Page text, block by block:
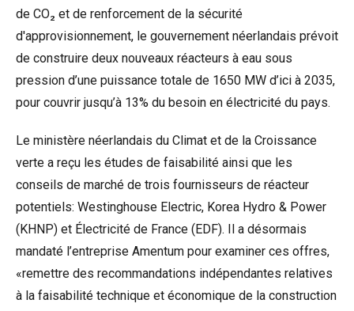
de CO₂ et de renforcement de la sécurité
d'approvisionnement, le gouvernement néerlandais prévoit
de construire deux nouveaux réacteurs à eau sous
pression d’une puissance totale de 1650 MW d’ici à 2035,
pour couvrir jusqu’à 13% du besoin en électricité du pays.
Le ministère néerlandais du Climat et de la Croissance
verte a reçu les études de faisabilité ainsi que les
conseils de marché de trois fournisseurs de réacteur
potentiels: Westinghouse Electric, Korea Hydro & Power
(KHNP) et Électricité de France (EDF). Il a désormais
mandaté l’entreprise Amentum pour examiner ces offres,
«remettre des recommandations indépendantes relatives
à la faisabilité technique et économique de la construction